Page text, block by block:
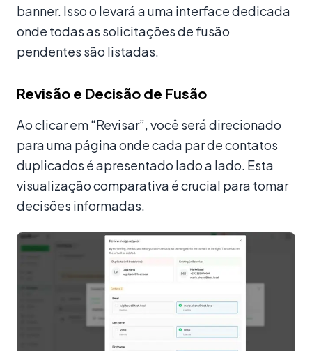
banner. Isso o levará a uma interface dedicada
onde todas as solicitações de fusão
pendentes são listadas.
Revisão e Decisão de Fusão
Ao clicar em “Revisar”, você será direcionado
para uma página onde cada par de contatos
duplicados é apresentado lado a lado. Esta
visualização comparativa é crucial para tomar
decisões informadas.